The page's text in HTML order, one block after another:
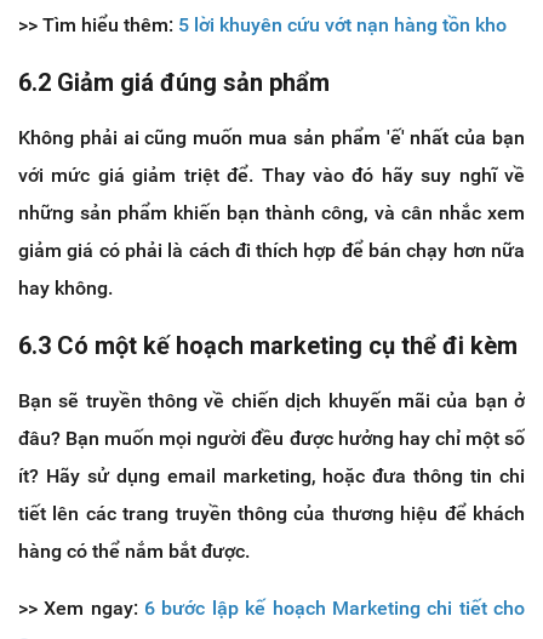
>> Tìm hiểu thêm: 5 lời khuyên cứu vớt nạn hàng tồn kho
6.2 Giảm giá đúng sản phẩm
Không phải ai cũng muốn mua sản phẩm 'ế' nhất của bạn
với mức giá giảm triệt để. Thay vào đó hãy suy nghĩ về
những sản phẩm khiến bạn thành công, và cân nhắc xem
giảm giá có phải là cách đi thích hợp để bán chạy hơn nữa
hay không.
6.3 Có một kế hoạch marketing cụ thể đi kèm
Bạn sẽ truyền thông về chiến dịch khuyến mãi của bạn ở
đâu? Bạn muốn mọi người đều được hưởng hay chỉ một số
ít? Hãy sử dụng email marketing, hoặc đưa thông tin chi
tiết lên các trang truyền thông của thương hiệu để khách
hàng có thể nắm bắt được.
>> Xem ngay: 6 bước lập kế hoạch Marketing chi tiết cho